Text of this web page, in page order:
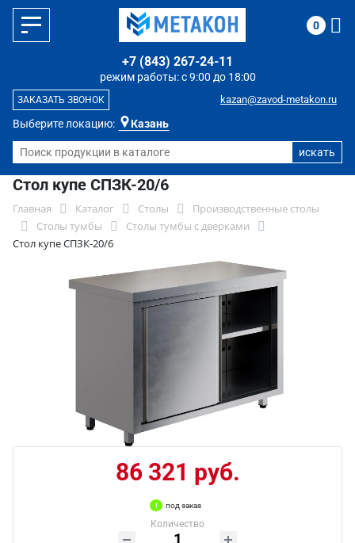
Выберите локацию: Казань
режим работы: с 9:00 до 18:00
+7 (843) 267-24-11
kazan@zavod-metakon.ru
ЗАКАЗАТЬ ЗВОНОК
0
Стол купе СПЗК-20/6
Главная Каталог Столы
Производственные столы
Столы тумбы
Столы тумбы с дверками
Стол купе СПЗК-20/6
86 321 руб.
под заказ
Количество